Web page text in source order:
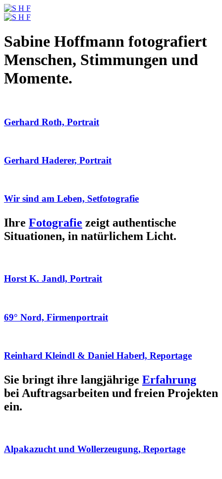
Sabine Hoffmann fotografiert
Menschen, Stimmungen und
Momente.
Gerhard Roth, Portrait
Gerhard Haderer, Portrait
Wir sind am Leben, Setfotografie
Ihre Fotografie zeigt authentische
Situationen, in natürlichem Licht.
Horst K. Jandl, Portrait
69° Nord, Firmenportrait
Reinhard Kleindl & Daniel Haberl, Reportage
Sie bringt ihre langjährige Erfahrung
bei Auftragsarbeiten und freien Projekten
ein.
Alpakazucht und Wollerzeugung, Reportage